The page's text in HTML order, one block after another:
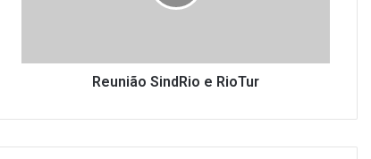
Reunião SindRio e RioTur